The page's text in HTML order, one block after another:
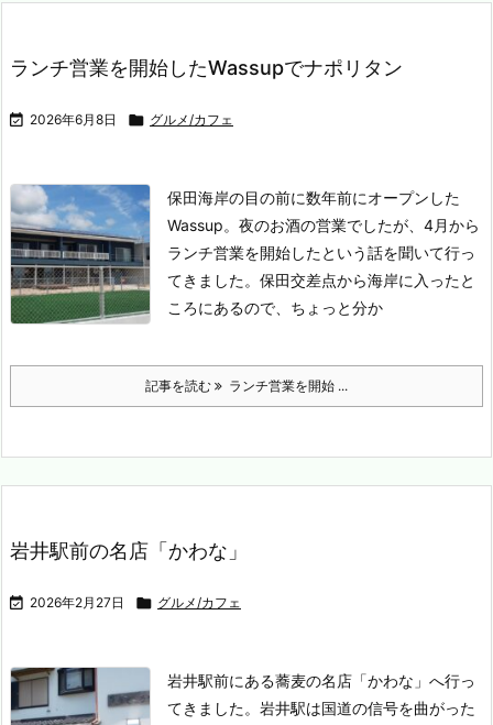
ランチ営業を開始したWassupでナポリタン
 2026年6月8日  グルメ/カフェ
保田海岸の目の前に数年前にオープンした
Wassup。 夜のお酒の営業でしたが、4月から
ランチ営業を開始したという話を聞いて行っ
てきました。 保田交差点から海岸に入ったと
ころにあるので、ちょっと分か
記事を読む ランチ営業を開始 ...
岩井駅前の名店「かわな」
 2026年2月27日  グルメ/カフェ
岩井駅前にある蕎麦の名店「かわな」へ行っ
てきました。 岩井駅は国道の信号を曲がった